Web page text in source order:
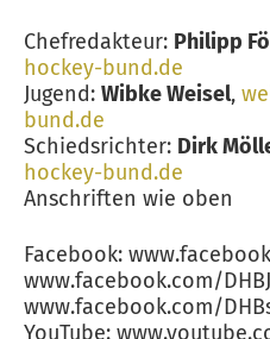
Chefredakteur: Philipp
hockey-bund.de
Jugend: Wibke Weisel,
bund.de
Schiedsrichter: Dirk
hockey-bund.de
Anschriften wie oben
Facebook:
www.facebook.com/
www.facebook.com/
YouTube: